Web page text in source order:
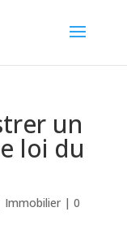
un
loi du
Immobilier| 0